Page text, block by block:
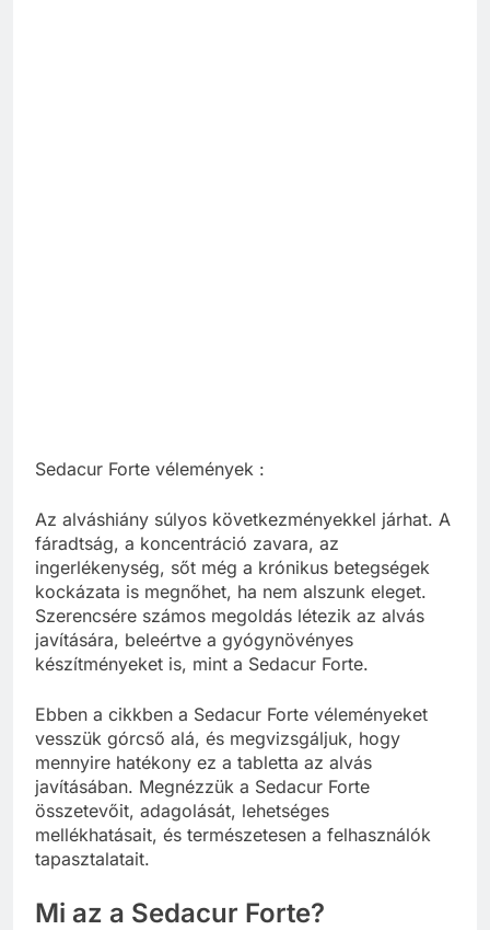
Sedacur Forte vélemények :
Az alváshiány súlyos következményekkel járhat. A
fáradtság, a koncentráció zavara, az
ingerlékenység, sőt még a krónikus betegségek
kockázata is megnőhet, ha nem alszunk eleget.
Szerencsére számos megoldás létezik az alvás
javítására, beleértve a gyógynövényes
készítményeket is, mint a Sedacur Forte.
Ebben a cikkben a Sedacur Forte véleményeket
vesszük górcső alá, és megvizsgáljuk, hogy
mennyire hatékony ez a tabletta az alvás
javításában. Megnézzük a Sedacur Forte
összetevőit, adagolását, lehetséges
mellékhatásait, és természetesen a felhasználók
tapasztalatait.
Mi az a Sedacur Forte?